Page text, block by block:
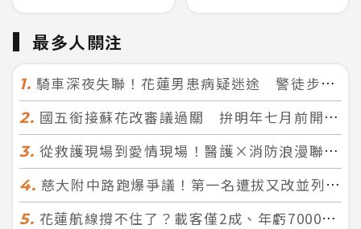
最多人關注
1. 騎車深夜失聯！花蓮男患病疑迷途 警徒步百米急尋救回一命
2. 國五銜接蘇花改審議過關 拚明年七月前開工！台北花蓮2小時生活圈成形
3. 從救護現場到愛情現場！醫護×消防浪漫聯誼 32人配對成功5對
4. 慈大附中路跑爆爭議！第一名遭拔又改並列 家長怒：難以接受
5. 花蓮航線撐不住了？載客僅2成、年虧7000萬 華信喊：真的快飛不下去